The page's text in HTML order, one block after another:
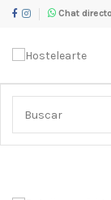
Chat
Inicio Maquinaria de
botellas
Botellero